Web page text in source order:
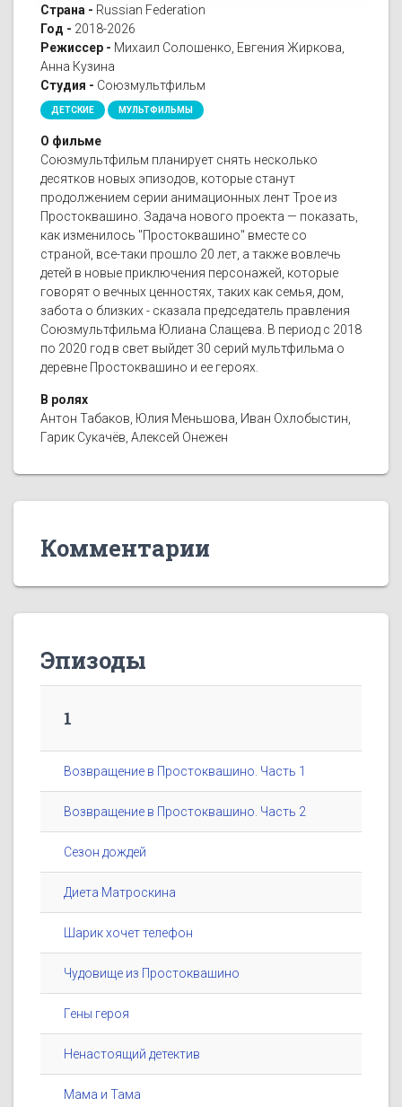
Страна - Russian Federation
Год - 2018-2026
Режиссер - Михаил Солошенко, Евгения Жиркова,
Анна Кузина
Студия - Союзмультфильм
ДЕТСКИЕ МУЛЬТФИЛЬМЫ
О фильме
Союзмультфильм планирует снять несколько
десятков новых эпизодов, которые станут
продолжением серии анимационных лент Трое из
Простоквашино. Задача нового проекта — показать,
как изменилось "Простоквашино" вместе со
страной, все-таки прошло 20 лет, а также вовлечь
детей в новые приключения персонажей, которые
говорят о вечных ценностях, таких как семья, дом,
забота о близких - сказала председатель правления
Союзмультфильма Юлиана Слащева. В период с 2018
по 2020 год в свет выйдет 30 серий мультфильма о
деревне Простоквашино и ее героях.
В ролях
Антон Табаков, Юлия Меньшова, Иван Охлобыстин,
Гарик Сукачёв, Алексей Онежен
Комментарии
Эпизоды
1
Возвращение в Простоквашино. Часть 1
Возвращение в Простоквашино. Часть 2
Сезон дождей
Диета Матроскина
Шарик хочет телефон
Чудовище из Простоквашино
Гены героя
Ненастоящий детектив
Мама и Тама